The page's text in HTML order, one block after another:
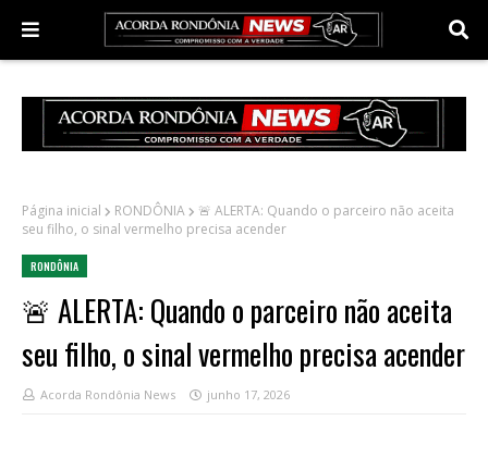
Página inicial RONDÔNIA
🚨 ALERTA: Quando o parceiro não aceita
seu filho, o sinal vermelho precisa acender
RONDÔNIA
🚨 ALERTA: Quando o parceiro não aceita
seu filho, o sinal vermelho precisa acender
Acorda Rondônia News junho 17, 2026